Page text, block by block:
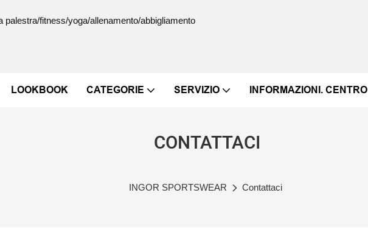
fitness/yoga/allenamento/abbigliamento
LOOKBOOK CATEGORIE SERVIZIO INFORMAZIONI. CENTRO
CONTATTACI
INGOR SPORTSWEAR Contattaci